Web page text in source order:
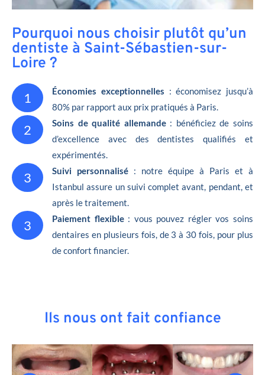
Pourquoi nous choisir plutôt qu’un
dentiste à Saint-Sébastien-sur-
Loire ?
1 Économies exceptionnelles : économisez jusqu’à
80% par rapport aux prix pratiqués à Paris.
2 Soins de qualité allemande: bénéficiez de soins
d’excellence avec des dentistes qualifiés et
expérimentés.
3 Suivi personnalisé : notre équipe à Paris et à
Istanbul assure un suivi complet avant, pendant, et
après le traitement.
3 Paiement flexible: vous pouvez régler vos soins
dentaires en plusieurs fois, de 3 à 30 fois, pour plus
de confort financier.
Ils nous ont fait confiance